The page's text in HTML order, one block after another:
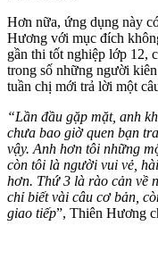
Hơn nữa, ứng dụng này
Hương với mục đích
gần thi tốt nghiệp lớp 12,
trong số những người
tuần chị mới trả lời một
“Lần đầu gặp mặt, anh
chưa bao giờ quen bạn
vậy. Anh hơn tôi những
còn tôi là người vui vẻ,
hơn. Thứ 3 là rào cản về
chỉ biết vài câu cơ bản,
giao tiếp”, Thiên Hương